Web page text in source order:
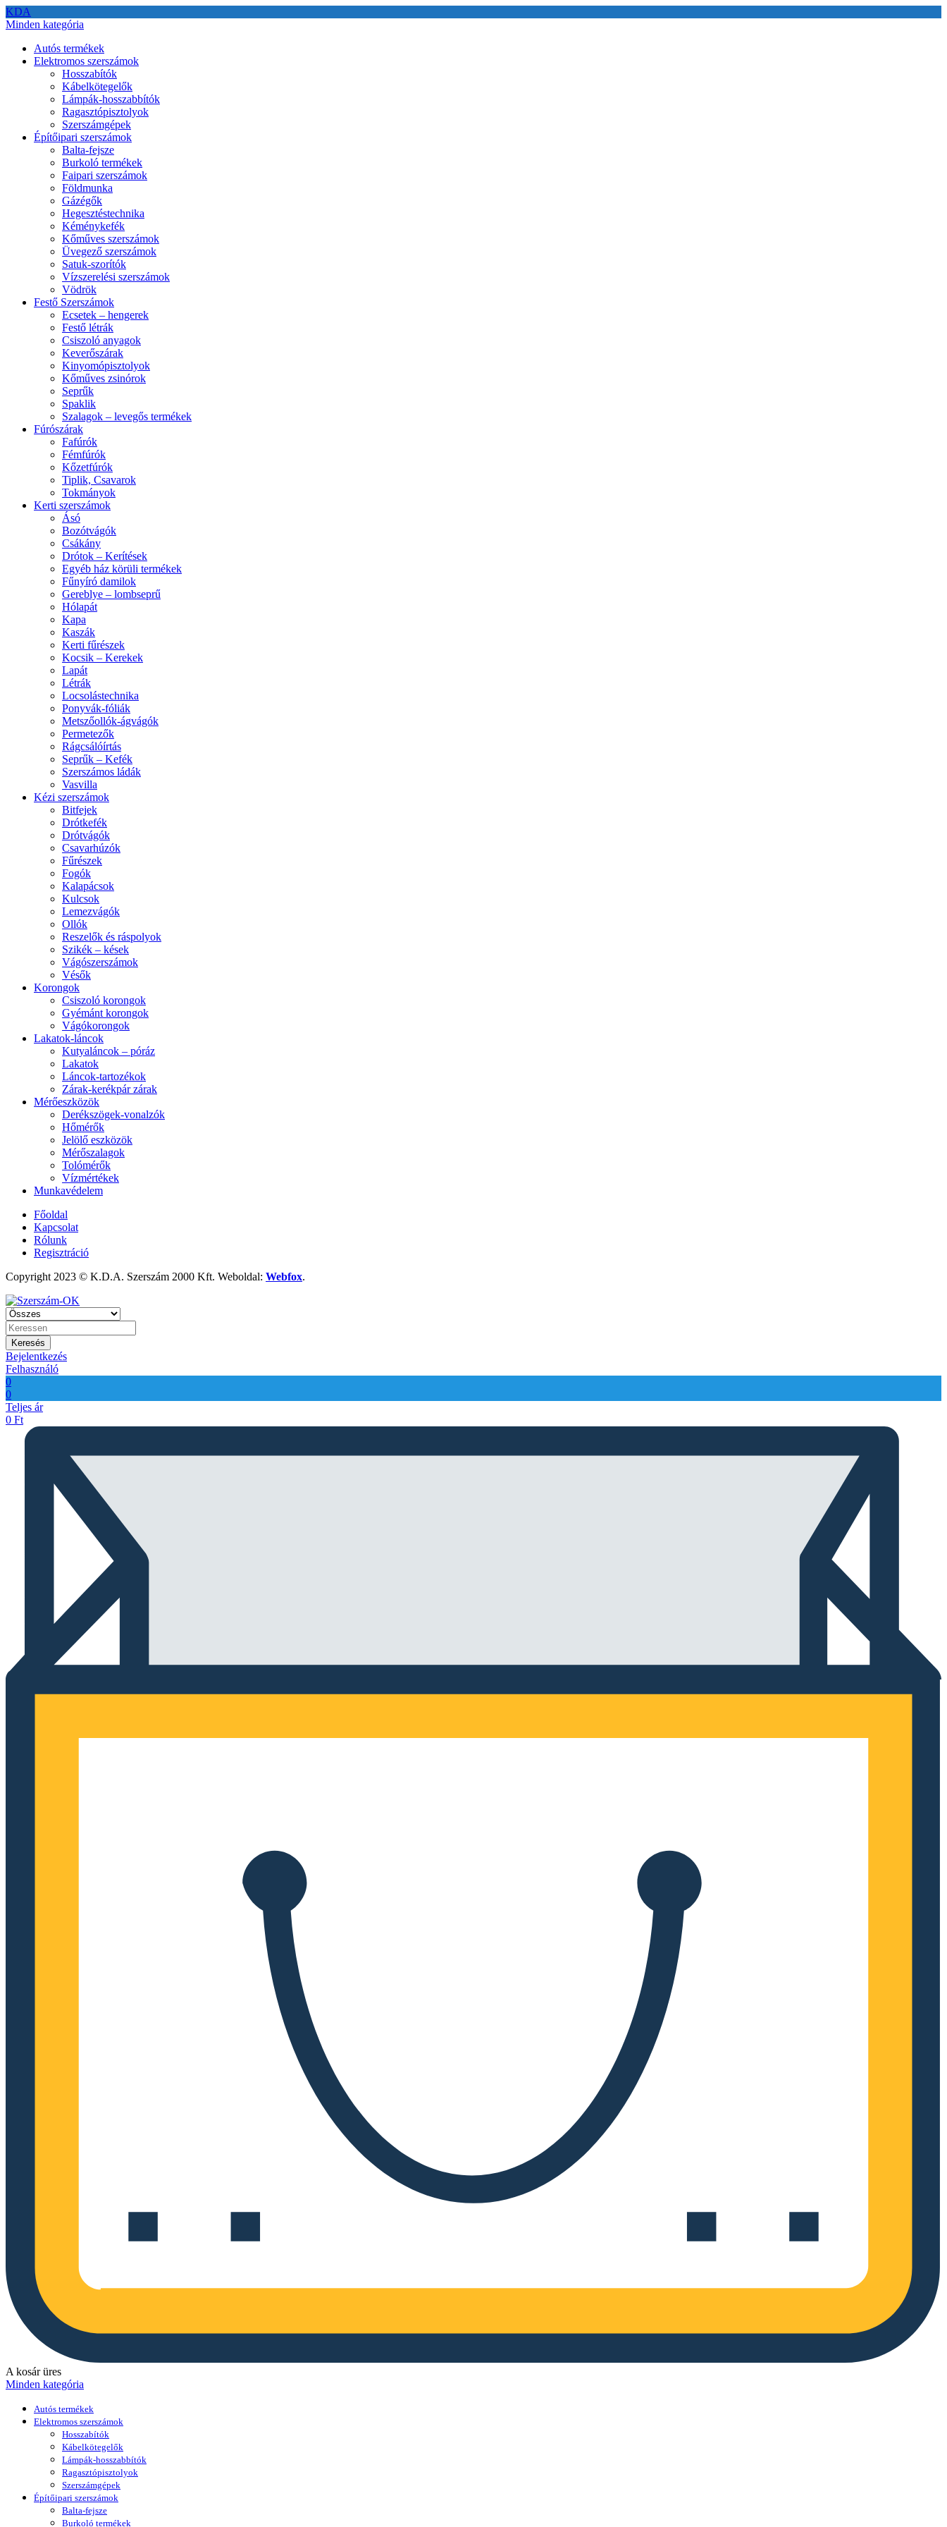
KDA
Minden kategória
Autós termékek
Elektromos szerszámok
Hosszabítók
Kábelkötegelők
Lámpák-hosszabbítók
Ragasztópisztolyok
Szerszámgépek
Építőipari szerszámok
Balta-fejsze
Burkoló termékek
Faipari szerszámok
Földmunka
Gázégők
Hegesztéstechnika
Kéménykefék
Kőműves szerszámok
Üvegező szerszámok
Satuk-szorítók
Vízszerelési szerszámok
Vödrök
Festő Szerszámok
Ecsetek – hengerek
Festő létrák
Csiszoló anyagok
Keverőszárak
Kinyomópisztolyok
Kőműves zsinórok
Seprűk
Spaklik
Szalagok – levegős termékek
Fúrószárak
Fafúrók
Fémfúrók
Kőzetfúrók
Tiplik, Csavarok
Tokmányok
Kerti szerszámok
Ásó
Bozótvágók
Csákány
Drótok – Kerítések
Egyéb ház körüli termékek
Fűnyíró damilok
Gereblye – lombseprű
Hólapát
Kapa
Kaszák
Kerti fűrészek
Kocsik – Kerekek
Lapát
Létrák
Locsolástechnika
Ponyvák-fóliák
Metszőollók-ágvágók
Permetezők
Rágcsálóírtás
Seprűk – Kefék
Szerszámos ládák
Vasvilla
Kézi szerszámok
Bitfejek
Drótkefék
Drótvágók
Csavarhúzók
Fűrészek
Fogók
Kalapácsok
Kulcsok
Lemezvágók
Ollók
Reszelők és ráspolyok
Szikék – kések
Vágószerszámok
Vésők
Korongok
Csiszoló korongok
Gyémánt korongok
Vágókorongok
Lakatok-láncok
Kutyaláncok – póráz
Lakatok
Láncok-tartozékok
Zárak-kerékpár zárak
Mérőeszközök
Derékszögek-vonalzók
Hőmérők
Jelölő eszközök
Mérőszalagok
Tolómérők
Vízmértékek
Munkavédelem
Főoldal
Kapcsolat
Rólunk
Regisztráció
Copyright 2023 © K.D.A. Szerszám 2000 Kft. Weboldal: Webfox.
Keresés
Bejelentkezés
Felhasználó
0
0
Teljes ár
0 Ft
A kosár üres
Minden kategória
Autós termékek
Elektromos szerszámok
Hosszabítók
Kábelkötegelők
Lámpák-hosszabbítók
Ragasztópisztolyok
Szerszámgépek
Építőipari szerszámok
Balta-fejsze
Burkoló termékek